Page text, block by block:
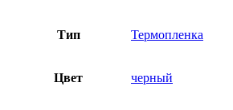
Тип Термопленка
Цвет черный